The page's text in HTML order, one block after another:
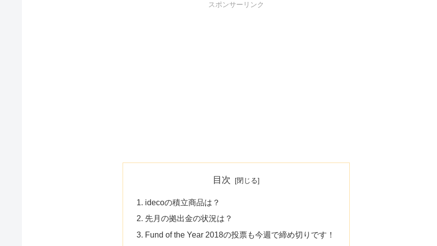
スポンサーリンク
目次
idecoの積立商品は？
先月の拠出金の状況は？
Fund of the Year 2018の投票も今週で締め切りです！